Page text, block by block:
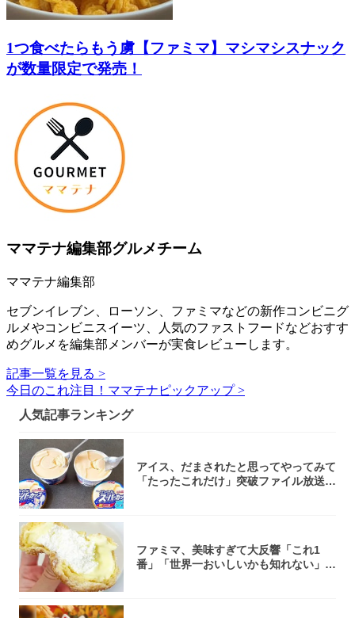
1つ食べたらもう虜【ファミマ】マシマシスナック
が数量限定で発売！
ママテナ編集部グルメチーム
ママテナ編集部
セブンイレブン、ローソン、ファミマなどの新作コンビニグ
ルメやコンビニスイーツ、人気のファストフードなどおすす
めグルメを編集部メンバーが実食レビューします。
記事一覧を見る >
今日のこれ注目！ママテナピックアップ >
人気記事ランキング
アイス、だまされたと思ってやってみて
「たったこれだけ」突破ファイル放送で
ファミマ、美味すぎて大反響「これ1
番」「世界一おいしいかも知れない」